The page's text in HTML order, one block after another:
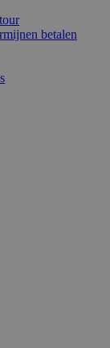
betalen